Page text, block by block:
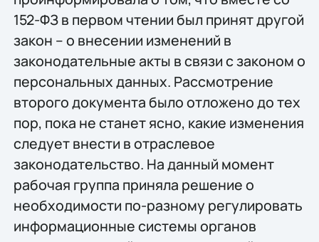
152-ФЗ в первом чтении был принят другой
закон – о внесении изменений в
законодательные акты в связи с законом о
персональных данных. Рассмотрение
второго документа было отложено до тех
пор, пока не станет ясно, какие изменения
следует внести в отраслевое
законодательство. На данный момент
рабочая группа приняла решение о
необходимости по-разному регулировать
информационные системы органов